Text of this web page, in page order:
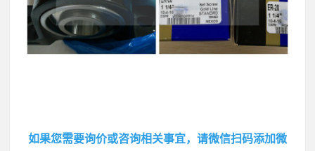
如果您需要询价或咨询相关事宜，请微信扫码添加微